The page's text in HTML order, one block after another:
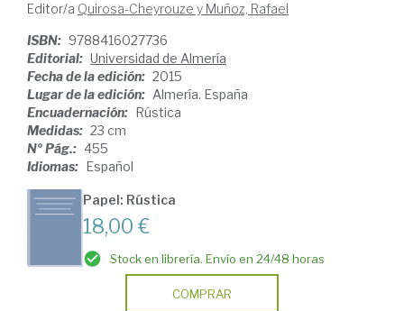
Editor/a Quirosa-Cheyrouze y Muñoz, Rafael
ISBN: 9788416027736
Editorial: Universidad de Almería
Fecha de la edición: 2015
Lugar de la edición: Almería. España
Encuadernación: Rústica
Medidas: 23 cm
Nº Pág.: 455
Idiomas: Español
Papel: Rústica
18,00 €
Stock en librería. Envío en 24/48 horas
COMPRAR